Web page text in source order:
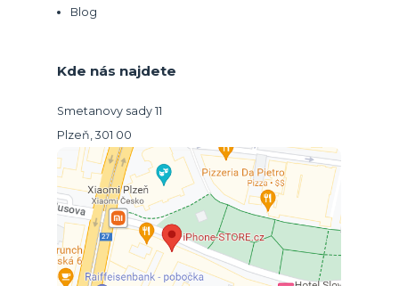
Blog
Kde nás najdete
Smetanovy sady 11
Plzeň, 301 00